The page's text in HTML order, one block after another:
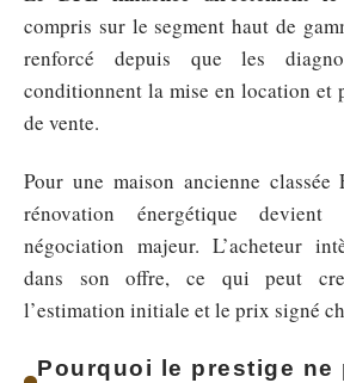
compris sur le segment haut de
renforcé depuis que les
conditionnent la mise en location et
de vente.
Pour une maison ancienne
rénovation énergétique
négociation majeur. L’acheteur
dans son offre, ce qui peut
l’estimation initiale et le prix signé
Pourquoi le prestige ne